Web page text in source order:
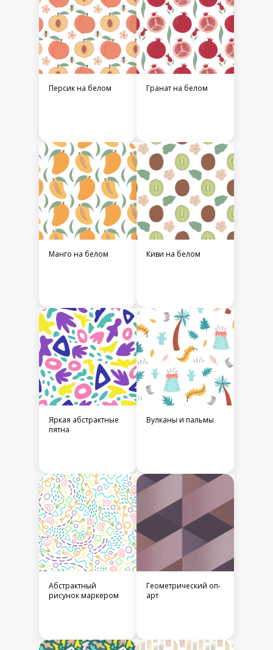
Персик на белом Гранат на белом
Манго на белом Киви на белом
Яркая абстрактные
пятна
Вулканы и пальмы
Абстрактный
рисунок маркером
Геометрический оп-
арт